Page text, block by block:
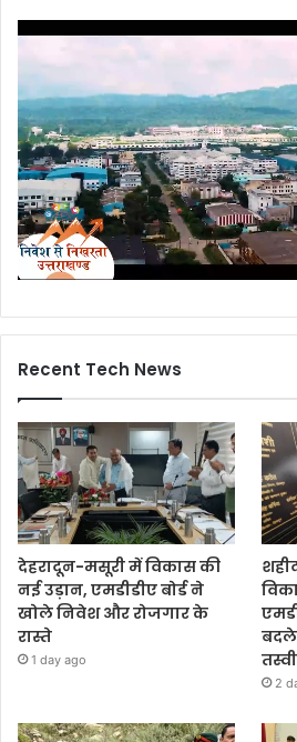
Recent Tech News
देहरादून-मसूरी में विकास की
नई उड़ान, एमडीडीए बोर्ड ने
खोले निवेश और रोजगार के
रास्ते
1 day ago
2